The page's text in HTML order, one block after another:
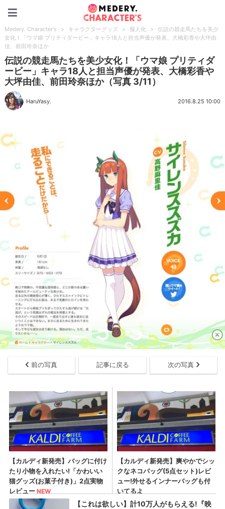
Medery. Character's > キャラクターグッズ > 擬人化 >
伝説の競走馬たちを美少
女化！「ウマ娘 プリティダービー」キャラ18人と担当声優が発表、大橋彩香や大坪由
佳、前田玲奈ほか
伝説の競走馬たちを美少女化！「ウマ娘 プリティダ
ービー」キャラ18人と担当声優が発表、大橋彩香や
大坪由佳、前田玲奈ほか（写真 3/11）
HaruYasy. 2016.8.25 10:00
前の写真 記事に戻る 次の写真